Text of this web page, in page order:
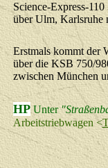
Science-Express-
über Ulm,
Erstmals kommt der
über die KSB 750/
zwischen München
HP Unter
Arbeitstriebwagen <